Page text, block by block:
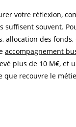
votre réflexion,
souvent.
allocation des
accompagnement
plus de 10 M€, et
recouvre le